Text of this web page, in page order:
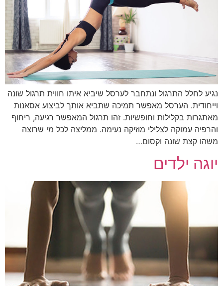
נגיע לחלל התרגול ונתחבר לערסל שיביא איתו חווית תרגול שונה
וייחודית. הערסל מאפשר תמיכה שתביא אותך לביצוע אסאנות
מאתגרות בקלילות וחופשיות. זהו תרגול המאפשר רגיעה, ריחוף
והרפיה עמוקה לצלילי מוזיקה נעימה. ממליצה לכל מי שרוצה
משהו קצת שונה וקסום…
יוגה ילדים